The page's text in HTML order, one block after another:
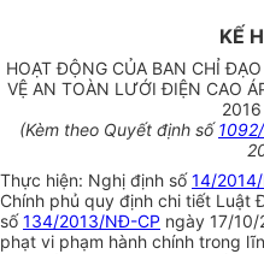
KẾ
HOẠT ĐỘNG CỦA BAN CHỈ
VỆ AN TOÀN LƯỚI ĐIỆN CAO
(Kèm theo Quyết định số
Thực hiện: Nghị định số14/
Chính phủ quy định chi tiết Luật
số134/2013/NĐ-CP ngày 17/
phạt vi phạm hành chính trong